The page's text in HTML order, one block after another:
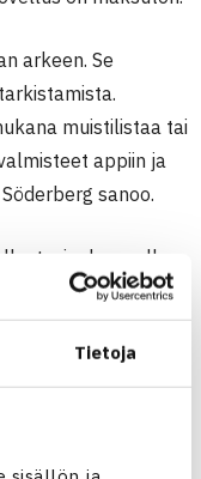
Tietoja
arkeen. Se
muistilistaa tai
appiin ja
sanoo.
jonka avulla
aineet ja
KAMU-
kanssa, sanoo
Rauhala.
myös